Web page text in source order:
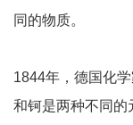
同的物质。
1844年，德国化
和钶是两种不同的